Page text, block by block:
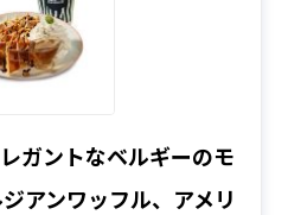
ガントなベルギーのモ
アンワッフル、アメリ